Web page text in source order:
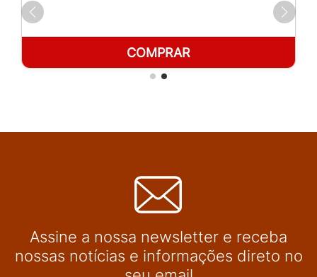
COMPRAR
Assine a nossa newsletter e receba
nossas notícias e informações direto no